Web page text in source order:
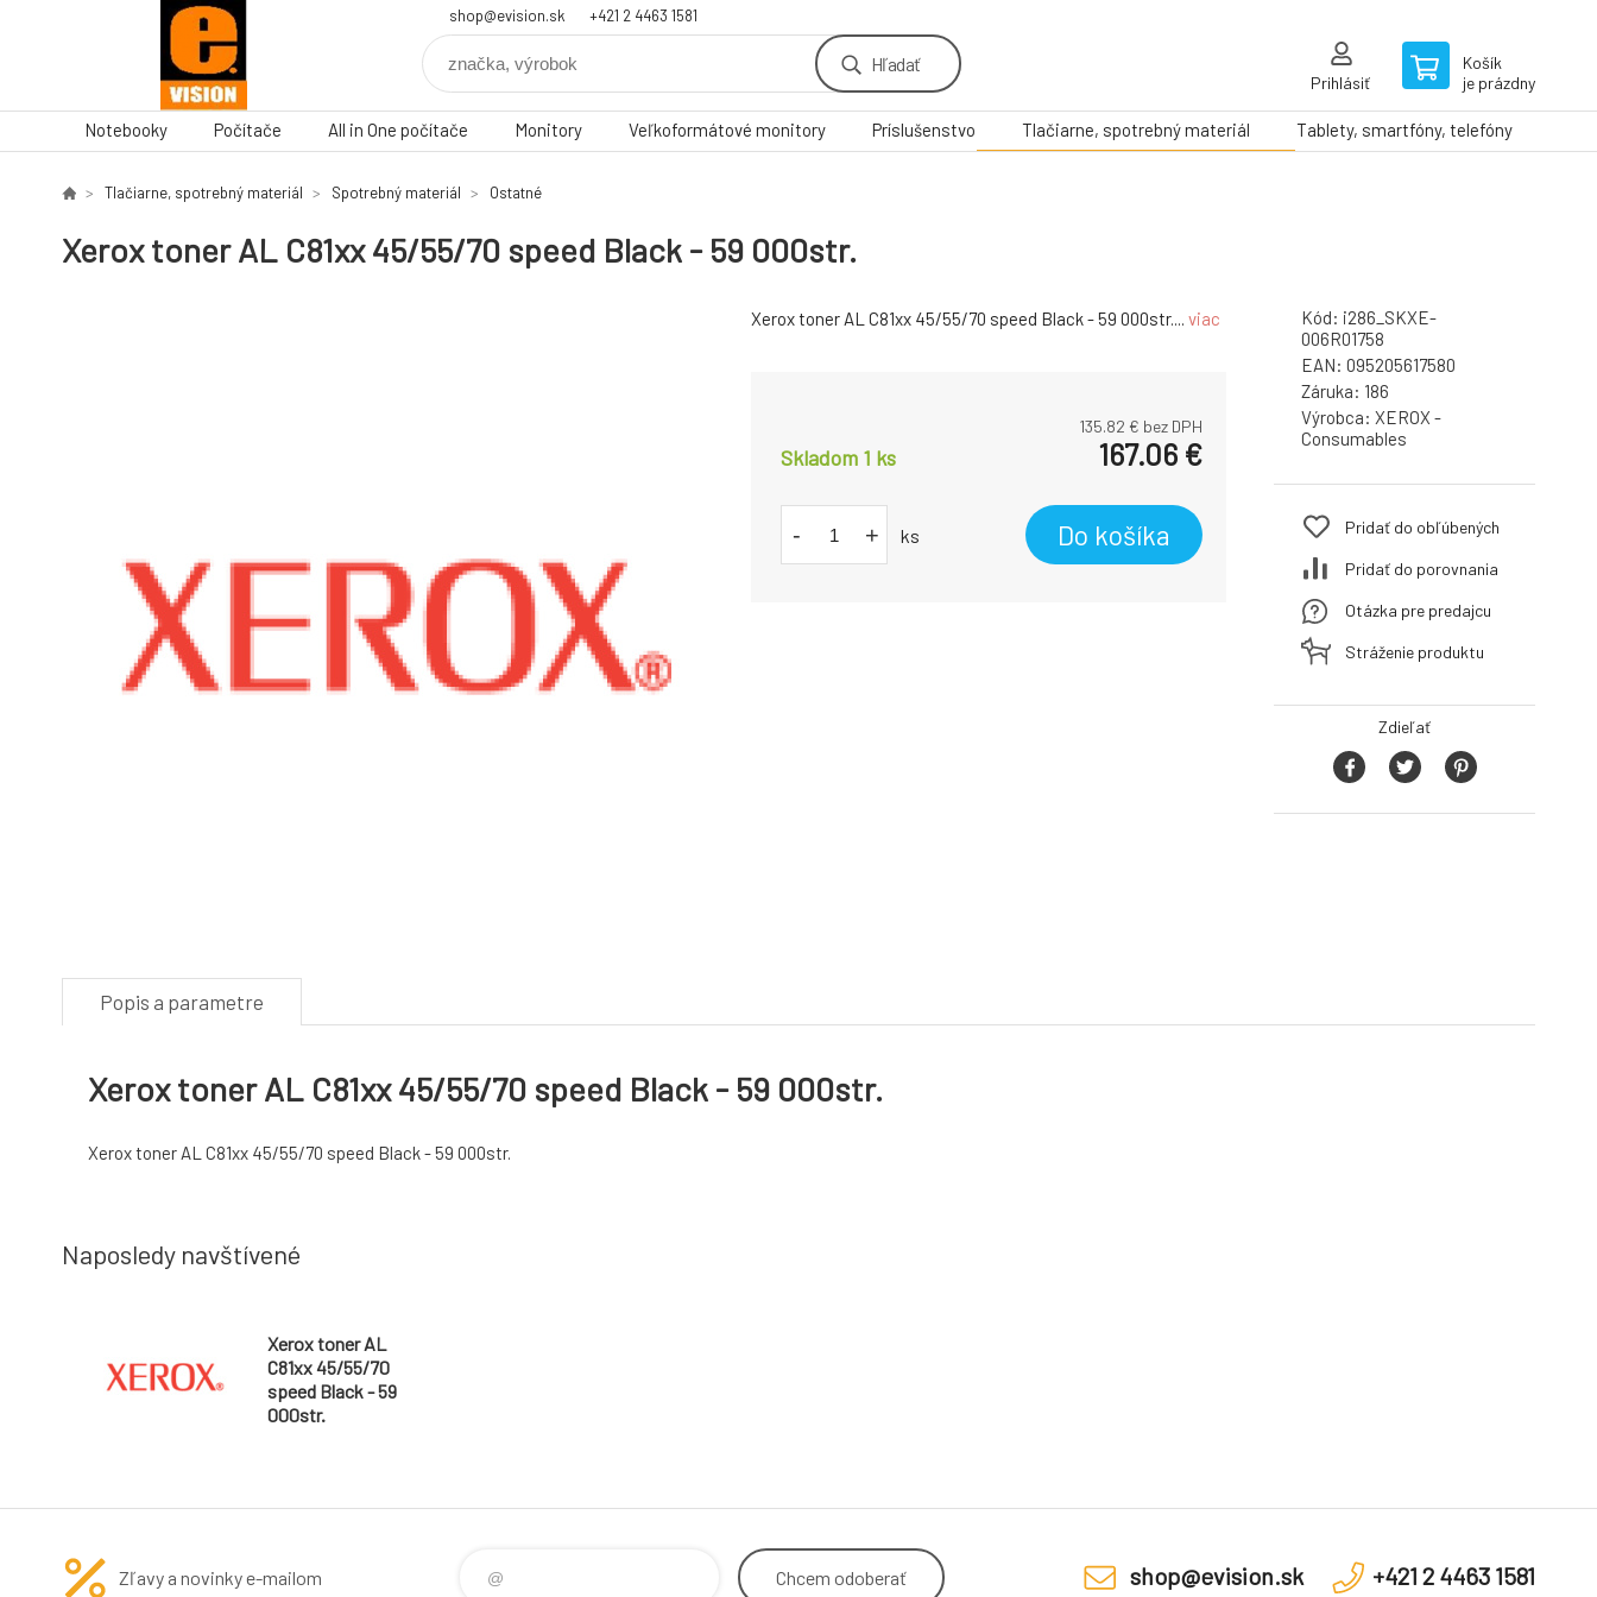
shop@evision.sk +421 2 4463 1581
Hľadať
Prihlásiť
Košík
je prázdny
Notebooky Počítače All in One počítače Monitory Veľkoformátové monitory Príslušenstvo Tlačiarne, spotrebný materiál Tablety, smartfóny, telefóny
Tlačiarne, spotrebný materiál Spotrebný materiál Ostatné
Xerox toner AL C81xx 45/55/70 speed Black - 59 000str.
Xerox toner AL C81xx 45/55/70 speed Black - 59 000str.... viac
135.82 € bez DPH
Skladom 1 ks 167.06 €
- + ks Do košíka
Kód: i286_SKXE-
006R01758
EAN: 095205617580
Záruka: 186
Výrobca: XEROX -
Consumables
Pridať do obľúbených
Pridať do porovnania
Otázka pre predajcu
Stráženie produktu
Zdieľať
Popis a parametre
Xerox toner AL C81xx 45/55/70 speed Black - 59 000str.
Xerox toner AL C81xx 45/55/70 speed Black - 59 000str.
Naposledy navštívené
Xerox toner AL
C81xx 45/55/70
speed Black - 59
000str.
Zľavy a novinky e-mailom Chcem odoberať shop@evision.sk +421 2 4463 1581